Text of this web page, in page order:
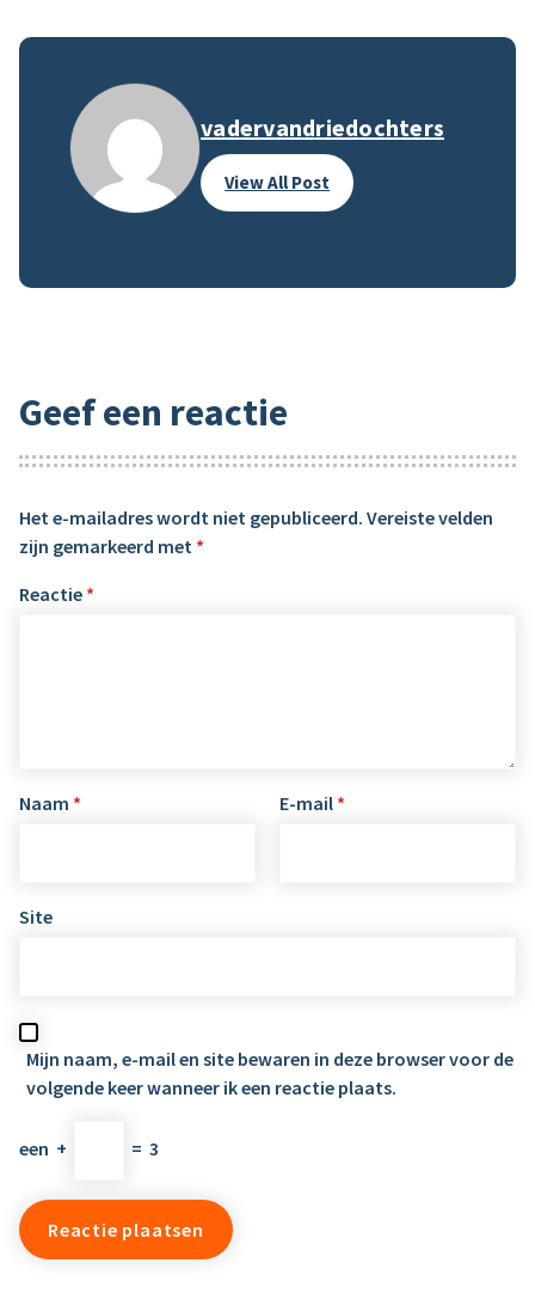
vadervandriedochters
View All Post
Geef een reactie
Het e-mailadres wordt niet gepubliceerd. Vereiste velden
zijn gemarkeerd met *
Reactie *
Naam * E-mail *
Site
Mijn naam, e-mail en site bewaren in deze browser voor de
volgende keer wanneer ik een reactie plaats.
een + = 3